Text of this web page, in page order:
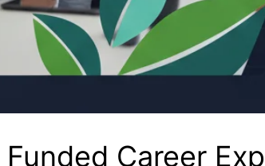
Career